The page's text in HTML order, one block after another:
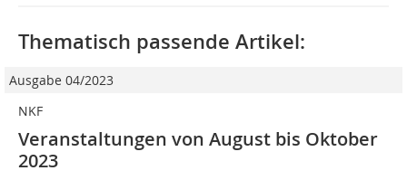
Thematisch passende Artikel:
Ausgabe 04/2023
NKF
Veranstaltungen von August bis Oktober
2023